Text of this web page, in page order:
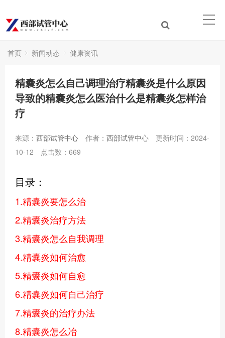
首页 新闻动态 健康资讯
精囊炎怎么自己调理治疗精囊炎是什么原因
导致的精囊炎怎么医治什么是精囊炎怎样治
疗
来源： 西部试管中心 作者： 西部试管中心
更新时间：2024-
10-12
点击数： 669
目录：
1.精囊炎要怎么治
2.精囊炎治疗方法
3.精囊炎怎么自我调理
4.精囊炎如何治愈
5.精囊炎如何自愈
6.精囊炎如何自己治疗
7.精囊炎的治疗办法
8.精囊炎怎么冶